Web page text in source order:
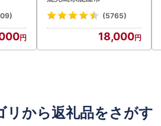
以
菜
(5765)
18,000
リから返礼品をさがす